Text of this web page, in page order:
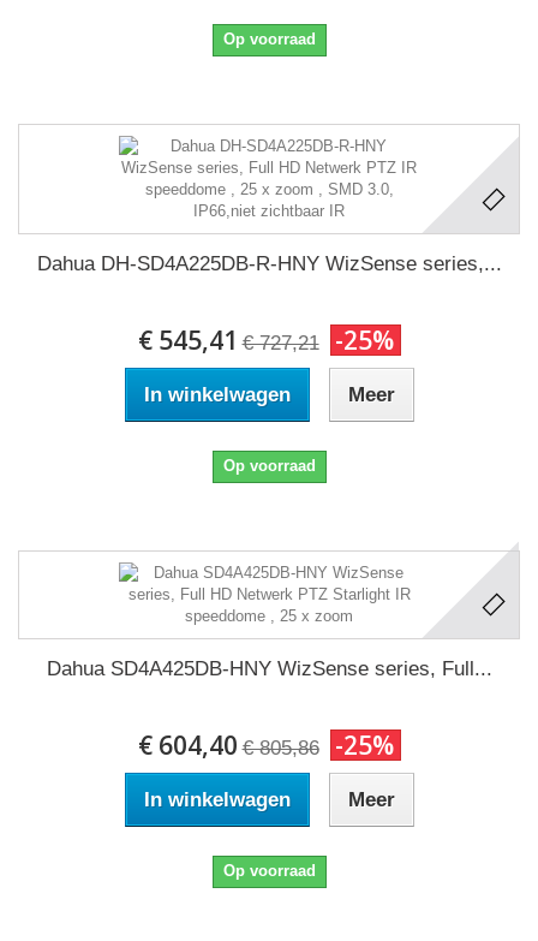
Op voorraad
Dahua DH-SD4A225DB-R-HNY WizSense series,...
€ 545,41 € 727,21 -25%
In winkelwagen Meer
Op voorraad
Dahua SD4A425DB-HNY WizSense series, Full...
€ 604,40 € 805,86 -25%
In winkelwagen Meer
Op voorraad